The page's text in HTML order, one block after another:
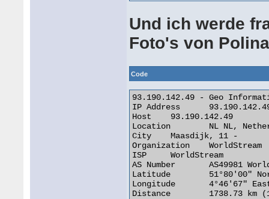
Und ich werde
Foto's von
Code
93.190.142.49 - Geo
IP Address 	93.190.142.49
Host 	93.190.142.49
Location 	NL NL, Netherlands
City 	Maasdijk, 11 -
Organization 	WorldStream
ISP 	WorldStream
AS Number 	AS49981 WorldStream
Latitude 	51°80'00" North
Longitude 	4°46'67" East
Distance 	1738.73 km (1080.39 miles)